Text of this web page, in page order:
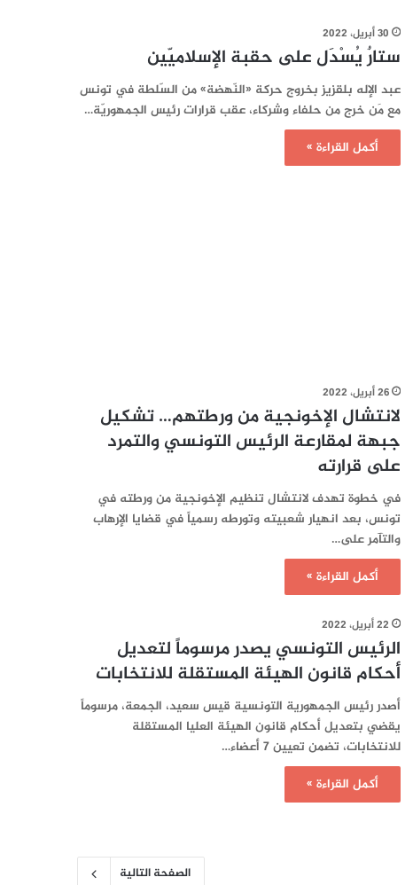
30 أبريل، 2022
ستارٌ يُسْدَل على حقبة الإسلاميّين
عبد الإله بلقزيز بخروج حركة «النّهضة» من السّلطة في تونس
مع مَن خرج من حلفاء وشركاء، عقب قرارات رئيس الجمهوريّة…
أكمل القراءة »
26 أبريل، 2022
لانتشال الإخونجية من ورطتهم… تشكيل
جبهة لمقارعة الرئيس التونسي والتمرد
على قرارته
في خطوة تهدف لانتشال تنظيم الإخونجية من ورطته في
تونس، بعد انهيار شعبيته وتورطه رسمياً في قضايا الإرهاب
والتآمر على…
أكمل القراءة »
22 أبريل، 2022
الرئيس التونسي يصدر مرسوماً لتعديل
أحكام قانون الهيئة المستقلة للانتخابات
أصدر رئيس الجمهورية التونسية قيس سعيد، الجمعة، مرسوماً
يقضي بتعديل أحكام قانون الهيئة العليا المستقلة
للانتخابات، تضمن تعيين 7 أعضاء…
أكمل القراءة »
الصفحة التالية